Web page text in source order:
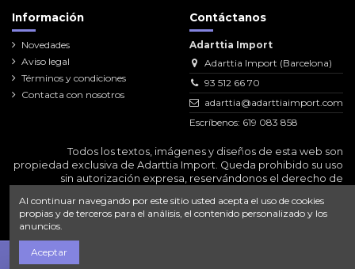
Información
Novedades
Aviso legal
Términos y condiciones
Contacta con nosotros
Contáctanos
Adarttia Import
Adarttia Import (Barcelona)
93 512 66 70
adarttia@adarttiaimport.com
Escríbenos: 619 083 858
Todos los textos, imágenes y diseños de esta web son
propiedad exclusiva de Adarttia Import. Queda prohibido su uso
sin autorización expresa, reservándonos el derecho de
Al continuar navegando por este sitio usted acepta el uso de cookies
propias y de terceros para el análisis, el contenido personalizado y los
anuncios.
Aceptar